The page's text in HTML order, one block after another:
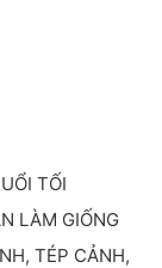
TỐI
LÀM GIỐNG
TÉP CẢNH,